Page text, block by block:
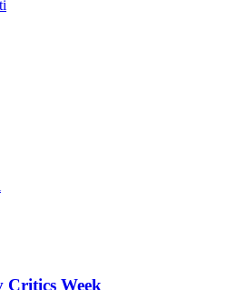
Week